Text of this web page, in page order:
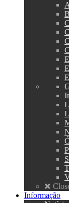
Informação